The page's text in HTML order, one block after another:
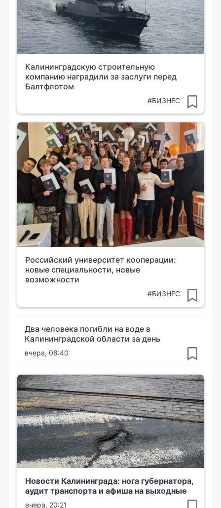
Калининградскую строительную
компанию наградили за заслуги перед
Балтфлотом
#БИЗНЕС
Российский университет кооперации:
новые специальности, новые
возможности
#БИЗНЕС
Два человека погибли на воде в
Калининградской области за день
вчера, 08:40
Новости Калининграда: нога губернатора,
аудит транспорта и афиша на выходные
вчера, 20:21